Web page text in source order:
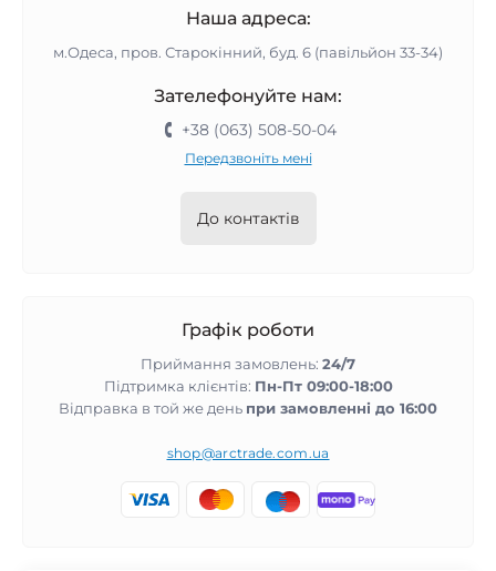
Наша адреса:
м.Одеса, пров. Старокінний, буд. 6 (павільйон 33-34)
Зателефонуйте нам:
+38 (063) 508-50-04
Передзвоніть мені
До контактів
Графік роботи
Приймання замовлень: 24/7
Підтримка клієнтів: Пн-Пт 09:00-18:00
Відправка в той же день при замовленні до 16:00
shop@arctrade.com.ua